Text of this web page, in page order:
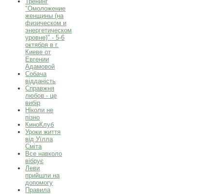
"Омоложение
женщины (на
физическом и
энергетическом
уровне)" - 5-6
октября в г.
Киеве от
Евгении
Адамовой
Собача
відданість
Справжня
любов - це
вибір
Ніколи не
пізно
КиноКлуб
Уроки життя
від Уїлла
Сміта
Все навколо
вібрує
Леви
прийшли на
допомогу
Правила